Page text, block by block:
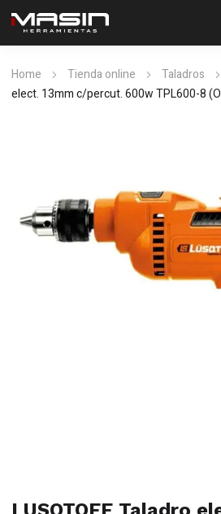
Home Tienda online Taladros
elect. 13mm c/percut. 600w TPL600-8